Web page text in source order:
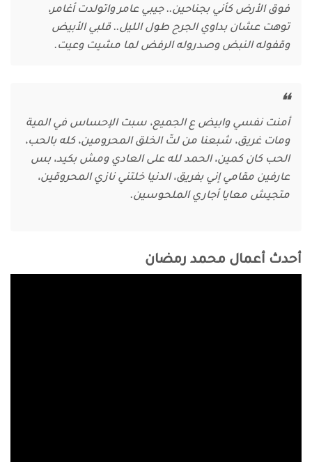
فوق الأرض كأني بجناحين.. جيبي عامر واتولدت أغامر،
توهت عشان بداوي الجرح طول الليل.. قلبي الأبيض
وقفوله النبض وصدروله الرفض لما مشيت وعيت.
أمنت نفسي وابيض ع الجميع، سبت الإحساس في المية
ومات غريق، شبعنا من لتّ الخلق المحرومين، كله بالحب،
الحب كان كمين، الحمد لله على العادي ومش بكيد، بس
عارفين مقامي إني بفريق، الدنيا خلتني نازي المحروقين،
متجيش معايا أجاري الملحوسين.
أحدث أعمال محمد رمضان